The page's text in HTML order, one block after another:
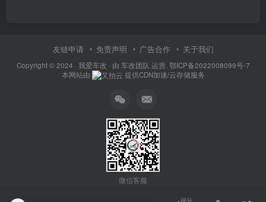
友链申请 免责声明 广告合作 关于我们
Copyright © 2024 · 我爱车改 · 由 车改团队 运营. 鄂ICP备2022008099号-7
本网站由
提供CDN加速/云存储服务
微信客服
评分